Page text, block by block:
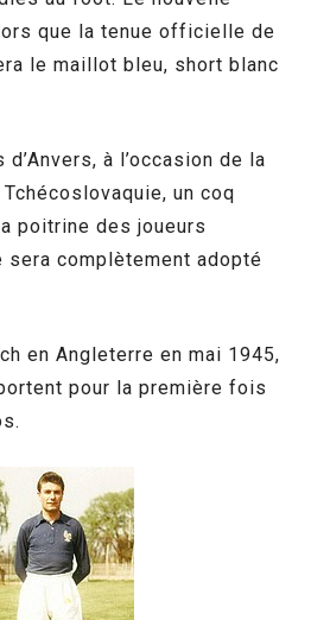
que la tenue officielle de
le maillot bleu, short blanc
à l’occasion de la
un coq
poitrine des joueurs
sera complètement adopté
en Angleterre en mai 1945,
pour la première fois